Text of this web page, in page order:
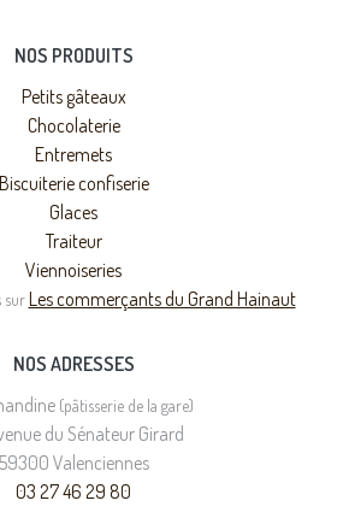
NOS PRODUITS
Petits gâteaux
Chocolaterie
Entremets
Biscuiterie confiserie
Glaces
Traiteur
Viennoiseries
surLes commerçants du Grand Hainaut
NOS ADRESSES
(pâtisserie de la gare)
du Sénateur Girard
59300 Valenciennes
03 27 46 29 80